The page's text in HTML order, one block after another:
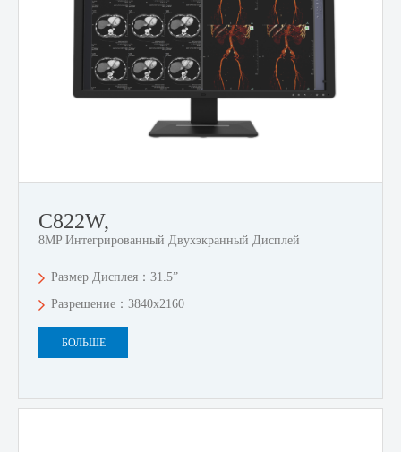
C822W,
8MP Интегрированный Двухэкранный Дисплей
Размер Дисплея：31.5”
Разрешение：3840x2160
БОЛЬШЕ